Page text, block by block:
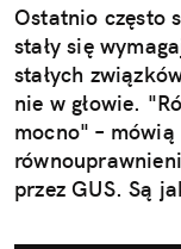
Ostatnio często
stały się
stałych
nie w głowie.
mocno" –
przez GUS. Są